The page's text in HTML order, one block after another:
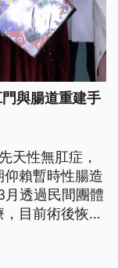
與腸道重建手
天性無肛症，
賴暫時性腸造
透過民間團體
目前術後恢復